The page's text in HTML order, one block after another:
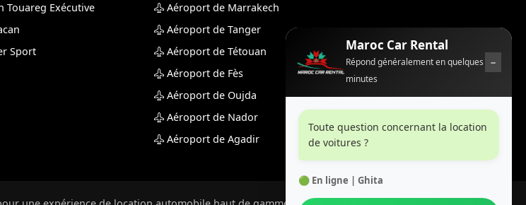
Touareg Exécutive
Sport
Aéroport de Marrakech
Aéroport de Tanger
Aéroport de Tétouan
Aéroport de Fès
Aéroport de Oujda
Aéroport de Nador
Aéroport de Agadir
Maroc Car Rental
Répond généralement en quelques
minutes
−
Toute question concernant la location
de voitures ?
🟢 En ligne | Ghita